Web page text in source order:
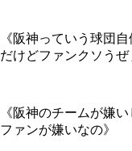
《阪神っていう球団
だけどファンクソうぜ
《阪神のチームが嫌
ファンが嫌いなの》